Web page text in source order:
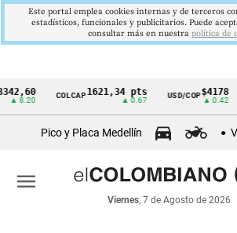
Cintillo
económicos
Colombia
COLCAP1621,34 pts USD/COP$4178
▲ 0.42
Pico y Placa Medellín
Viernes, 7 de Agosto de 2026
menu
Este portal emplea cookies internas y de terceros
estadísticos, funcionales y publicitarios. Puede
consultar más en nuestra politica de